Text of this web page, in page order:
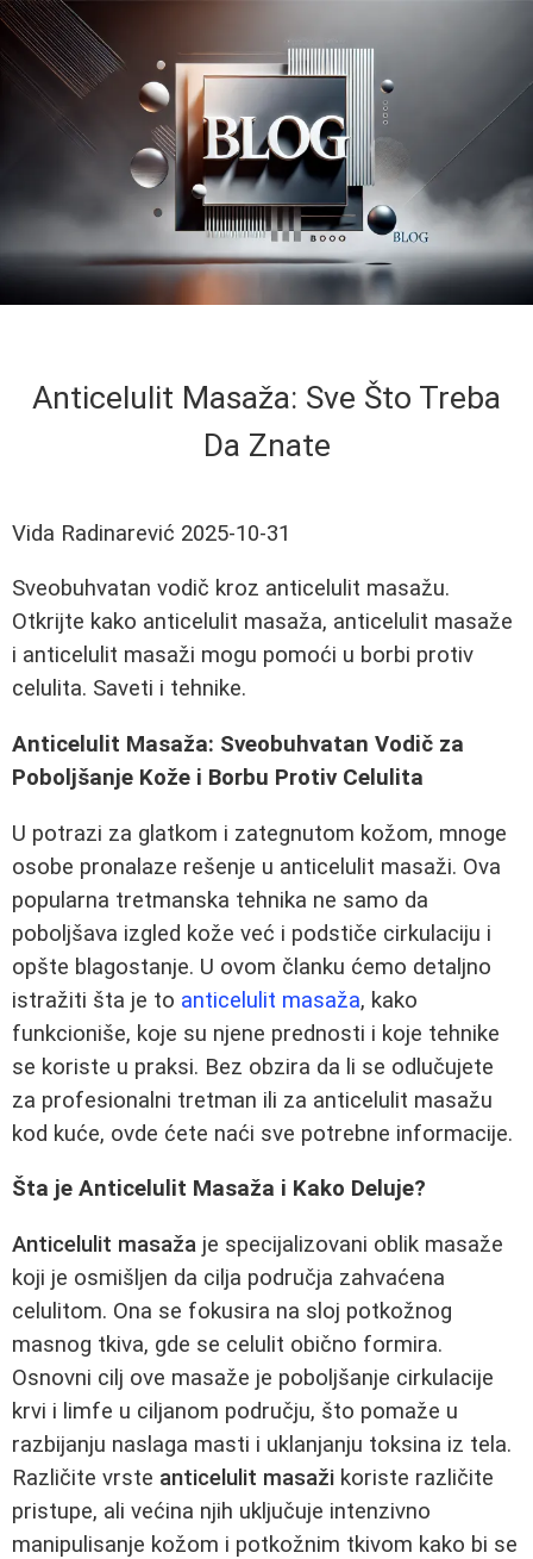
Anticelulit Masaža: Sve Što Treba
Da Znate
Vida Radinarević 2025-10-31
Sveobuhvatan vodič kroz anticelulit masažu.
Otkrijte kako anticelulit masaža, anticelulit masaže
i anticelulit masaži mogu pomoći u borbi protiv
celulita. Saveti i tehnike.
Anticelulit Masaža: Sveobuhvatan Vodič za
Poboljšanje Kože i Borbu Protiv Celulita
U potrazi za glatkom i zategnutom kožom, mnoge
osobe pronalaze rešenje u anticelulit masaži. Ova
popularna tretmanska tehnika ne samo da
poboljšava izgled kože već i podstiče cirkulaciju i
opšte blagostanje. U ovom članku ćemo detaljno
istražiti šta je to anticelulit masaža, kako
funkcioniše, koje su njene prednosti i koje tehnike
se koriste u praksi. Bez obzira da li se odlučujete
za profesionalni tretman ili za anticelulit masažu
kod kuće, ovde ćete naći sve potrebne informacije.
Šta je Anticelulit Masaža i Kako Deluje?
Anticelulit masaža je specijalizovani oblik masaže
koji je osmišljen da cilja područja zahvaćena
celulitom. Ona se fokusira na sloj potkožnog
masnog tkiva, gde se celulit obično formira.
Osnovni cilj ove masaže je poboljšanje cirkulacije
krvi i limfe u ciljanom području, što pomaže u
razbijanju naslaga masti i uklanjanju toksina iz tela.
Različite vrste anticelulit masaži koriste različite
pristupe, ali većina njih uključuje intenzivno
manipulisanje kožom i potkožnim tkivom kako bi se